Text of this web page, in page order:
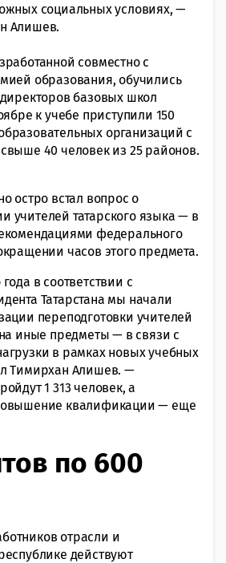
социальных условиях, —
Алишев.
совместно с
образования, обучились
базовых школ
к учебе приступили 150
организаций с
40 человек из 25 районов.
остро встал вопрос о
учителей татарского языка — в
федерального
часов этого предмета.
в соответствии с
Татарстана мы начали
переподготовки учителей
иные предметы — в связи с
в рамках новых учебных
Тимирхан Алишев. —
1 313 человек, а
квалификации — еще
по 600
отрасли и
действуют